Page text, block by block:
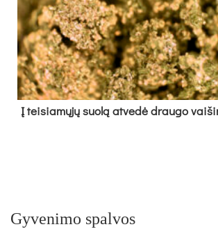
Į tei­sia­mų­jų suo­lą at­ve­dė drau­go
Gyvenimo spalvos